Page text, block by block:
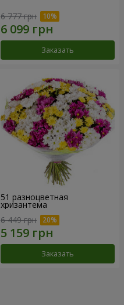
6 777 грн
Заказать
51 разноцветная
хризантема
6 449 грн
Заказать